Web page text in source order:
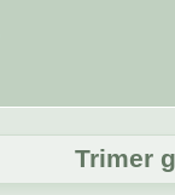
Trimer